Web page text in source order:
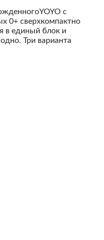
YOYO с
0+ сверхкомпактно
в единый блок и
Три варианта